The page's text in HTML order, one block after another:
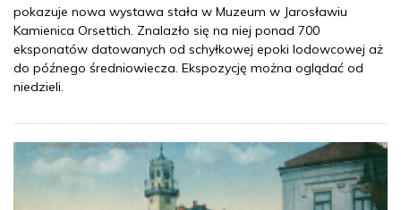
pokazuje nowa wystawa stała w Muzeum w Jarosławiu
Kamienica Orsettich. Znalazło się na niej ponad 700
eksponatów datowanych od schyłkowej epoki lodowcowej aż
do późnego średniowiecza. Ekspozycję można oglądać od
niedzieli.